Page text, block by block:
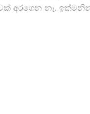
අරගෙන නෑ.